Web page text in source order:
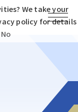
We take your
policy for details
No